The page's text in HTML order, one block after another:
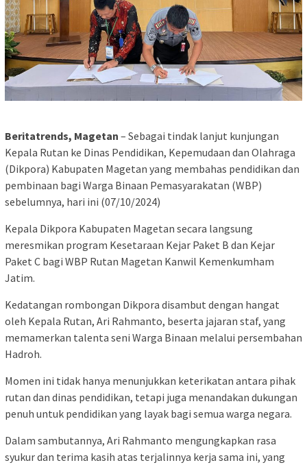
Beritatrends, Magetan – Sebagai tindak lanjut kunjungan
Kepala Rutan ke Dinas Pendidikan, Kepemudaan dan Olahraga
(Dikpora) Kabupaten Magetan yang membahas pendidikan dan
pembinaan bagi Warga Binaan Pemasyarakatan (WBP)
sebelumnya, hari ini (07/10/2024)
Kepala Dikpora Kabupaten Magetan secara langsung
meresmikan program Kesetaraan Kejar Paket B dan Kejar
Paket C bagi WBP Rutan Magetan Kanwil Kemenkumham
Jatim.
Kedatangan rombongan Dikpora disambut dengan hangat
oleh Kepala Rutan, Ari Rahmanto, beserta jajaran staf, yang
memamerkan talenta seni Warga Binaan melalui persembahan
Hadroh.
Momen ini tidak hanya menunjukkan keterikatan antara pihak
rutan dan dinas pendidikan, tetapi juga menandakan dukungan
penuh untuk pendidikan yang layak bagi semua warga negara.
Dalam sambutannya, Ari Rahmanto mengungkapkan rasa
syukur dan terima kasih atas terjalinnya kerja sama ini, yang